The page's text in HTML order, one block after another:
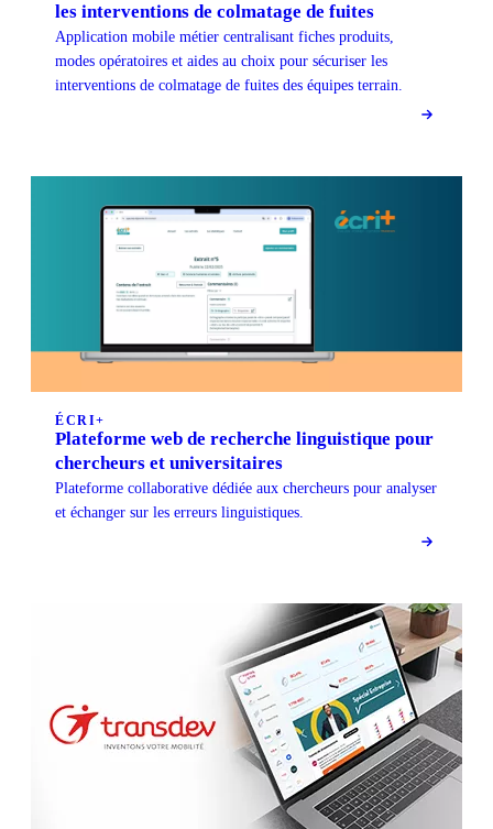
les interventions de colmatage de fuites
Application mobile métier centralisant fiches produits,
modes opératoires et aides au choix pour sécuriser les
interventions de colmatage de fuites des équipes terrain.
ÉCRI+
Plateforme web de recherche linguistique pour
chercheurs et universitaires
Plateforme collaborative dédiée aux chercheurs pour analyser
et échanger sur les erreurs linguistiques.